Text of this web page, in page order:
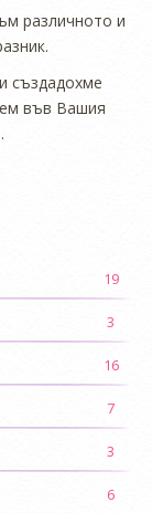
различното и
създадохме
във Вашия
19
3
16
7
3
6